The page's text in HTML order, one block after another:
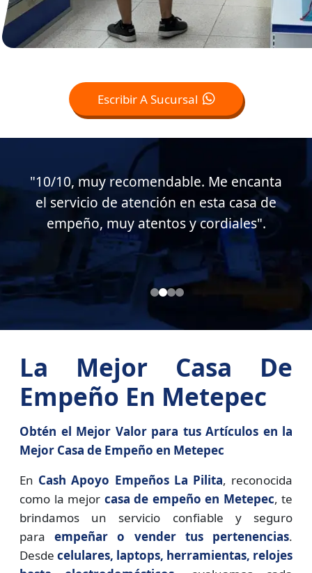
Escribir A Sucursal
"Muy buen servicio al cliente en esta
casa de empeño, muy atentos conmigo.
Soy cliente desde hace casi 15 años".
La Mejor Casa De
Empeño En Metepec
Obtén el Mejor Valor para tus Artículos en la
Mejor Casa de Empeño en Metepec
En Cash Apoyo Empeños La Pilita, reconocida
como la mejor casa de empeño en Metepec, te
brindamos un servicio confiable y seguro
paraempeñar o vender tus pertenencias.
Desde celulares, laptops, herramientas, relojes